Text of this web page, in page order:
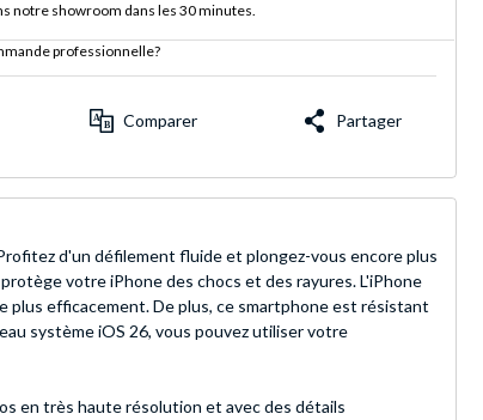
notre showroom dans les 30 minutes.
professionnelle?
Comparer Partager
d'un défilement fluide et plongez-vous encore plus
votre iPhone des chocs et des rayures. L'iPhone
efficacement. De plus, ce smartphone est résistant
système iOS 26, vous pouvez utiliser votre
en très haute résolution et avec des détails